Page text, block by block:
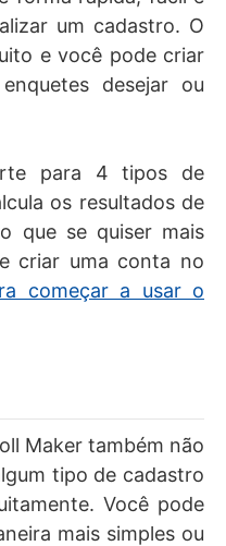
um cadastro. O
e você pode criar
desejar ou
para 4 tipos de
os resultados de
que se quiser mais
criar uma conta no
começar a usar o
Maker também não
tipo de cadastro
Você pode
mais simples ou